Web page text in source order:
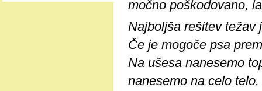
močno poškodovano,
Najboljša rešitev težav
Če je mogoče psa
Na ušesa nanesemo
nanesemo na celo